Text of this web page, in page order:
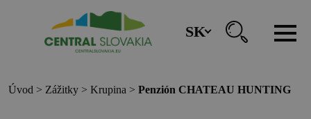
SK
REZERVÁCIA ZÁŽITKOV
Úvod > Zážitky > Krupina > Penzión CHATEAU HUNTING